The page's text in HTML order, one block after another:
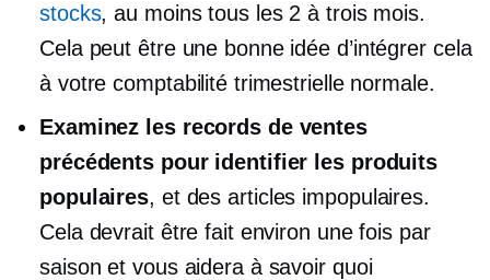
stocks, au moins tous les 2 à trois mois.
Cela peut être une bonne idée d’intégrer cela
à votre comptabilité trimestrielle normale.
Examinez les records de ventes
précédents pour identifier les produits
populaires, et des articles impopulaires.
Cela devrait être fait environ une fois par
saison et vous aidera à savoir quoi